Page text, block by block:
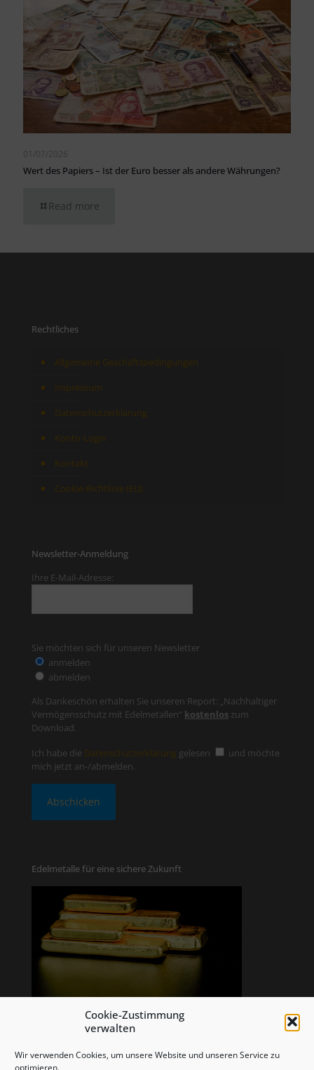
Cookie-Zustimmung
verwalten
Wir verwenden Cookies, um unsere Website und unseren Service zu
optimieren.
01/07/2026
Wert des Papiers – Ist der Euro besser als andere Währungen?
Read more
Rechtliches
Allgemeine Geschäftsbedingungen
Impressum
Datenschutzerklärung
Konto-Login
Kontakt
Cookie-Richtlinie (EU)
Newsletter-Anmeldung
Ihre E-Mail-Adresse:
Sie möchten sich für unseren Newsletter
anmelden
abmelden
Als Dankeschön erhalten Sie unseren Report: „Nachhaltiger
Vermögensschutz mit Edelmetallen“ kostenlos zum
Download.
Ich habe die Datenschutzerklärung gelesen
und möchte
mich jetzt an-/abmelden.
Edelmetalle für eine sichere Zukunft